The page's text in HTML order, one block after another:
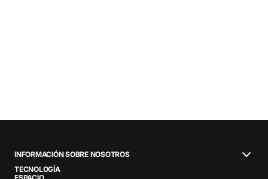
INFORMACIÓN SOBRE NOSOTROS
TECNOLOGÍA